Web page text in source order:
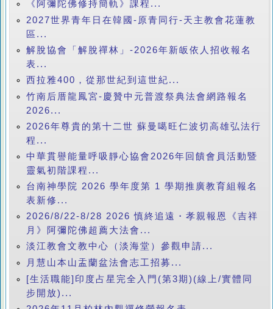
《阿彌陀佛修持簡軌》課程...
2027世界青年日在韓國-原青同行-天主教會花蓮教
區...
解脫協會「解脫禪林」-2026年新皈依人招收報名
表...
西拉雅400，從那世紀到這世紀...
竹南后厝龍鳳宮-慶贊中元普渡祭典法會網路報名
2026...
2026年尊貴的第十二世 蘇曼噶旺仁波切高雄弘法行
程...
中華貫譽能量呼吸靜心協會2026年回饋會員活動暨
靈氣初階課程...
台南神學院 2026 學年度第 1 學期推廣教育組報名
表新修...
2026/8/22-8/28 2026 慎終追遠・孝親報恩《吉祥
月》阿彌陀佛超薦大法會...
淡江教會文教中心（淡海堂）參觀申請...
月慧山本山盂蘭盆法會志工招募...
[生活職能]印度占星完全入門(第3期)(線上/實體同
步開放)...